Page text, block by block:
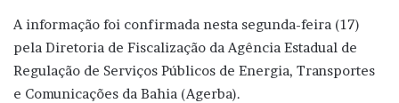
A informação foi confirmada nesta segunda-feira (17)
pela Diretoria de Fiscalização da Agência Estadual de
Regulação de Serviços Públicos de Energia, Transportes
e Comunicações da Bahia (Agerba).